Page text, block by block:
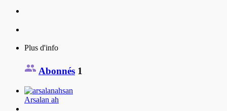
Plus d'info
Abonnés 1
Arsalan ah